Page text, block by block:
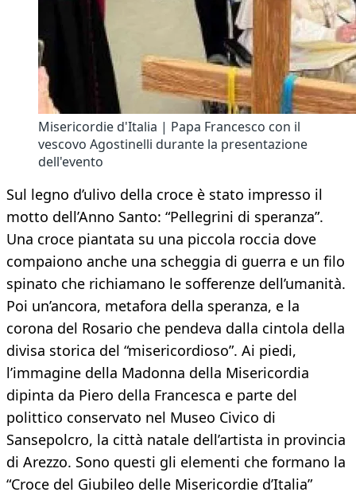
Misericordie d'Italia | Papa Francesco con il
vescovo Agostinelli durante la presentazione
dell'evento
Sul legno d’ulivo della croce è stato impresso il
motto dell’Anno Santo: “Pellegrini di speranza”.
Una croce piantata su una piccola roccia dove
compaiono anche una scheggia di guerra e un filo
spinato che richiamano le sofferenze dell’umanità.
Poi un’ancora, metafora della speranza, e la
corona del Rosario che pendeva dalla cintola della
divisa storica del “misericordioso”. Ai piedi,
l’immagine della Madonna della Misericordia
dipinta da Piero della Francesca e parte del
polittico conservato nel Museo Civico di
Sansepolcro, la città natale dell’artista in provincia
di Arezzo. Sono questi gli elementi che formano la
“Croce del Giubileo delle Misericordie d’Italia”